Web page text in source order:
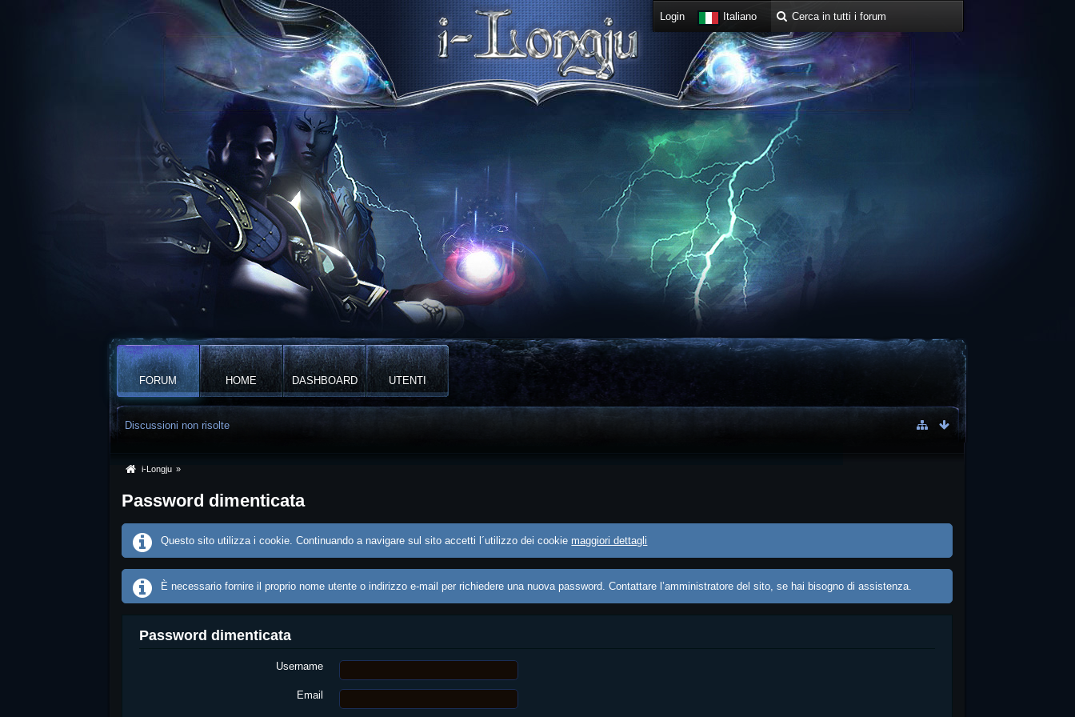
Login Italiano
FORUM HOME DASHBOARD UTENTI
Discussioni non risolte
i-Longju »
Password dimenticata
Questo sito utilizza i cookie. Continuando a navigare sul sito accetti l´utilizzo dei cookie maggiori dettagli
È necessario fornire il proprio nome utente o indirizzo e-mail per richiedere una nuova password. Contattare l’amministratore del sito, se hai bisogno di assistenza.
Password dimenticata
Username
Email